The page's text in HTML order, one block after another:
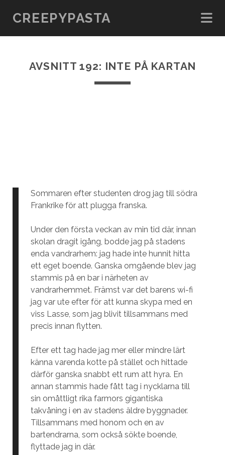
CREEPYPASTA
AVSNITT 192: INTE PÅ KARTAN
Sommaren efter studenten drog jag till södra
Frankrike för att plugga franska.
Under den första veckan av min tid där, innan
skolan dragit igång, bodde jag på stadens
enda vandrarhem: jag hade inte hunnit hitta
ett eget boende. Ganska omgående blev jag
stammis på en bar i närheten av
vandrarhemmet. Främst var det barens wi-fi
jag var ute efter för att kunna skypa med en
viss Lasse, som jag blivit tillsammans med
precis innan flytten.
Efter ett tag hade jag mer eller mindre lärt
känna varenda kotte på stället och hittade
därför ganska snabbt ett rum att hyra. En
annan stammis hade fått tag i nycklarna till
sin omåttligt rika farmors gigantiska
takvåning i en av stadens äldre byggnader.
Tillsammans med honom och en av
bartendrarna, som också sökte boende,
flyttade jag in där.